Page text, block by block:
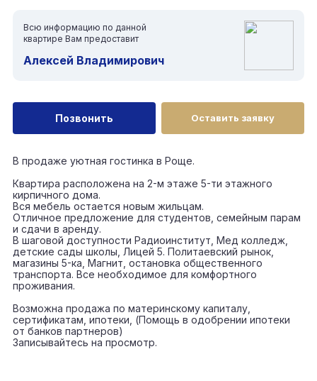
Всю информацию по данной
квартире Вам предоставит
Алексей Владимирович
Позвонить Оставить заявку
В продаже уютная гостинка в Роще.
Квартира расположена на 2-м этаже 5-ти этажного
кирпичного дома.
Вся мебель остается новым жильцам.
Отличное предложение для студентов, семейным парам
и сдачи в аренду.
В шаговой доступности Радиоинститут, Мед колледж,
детские сады школы, Лицей 5. Политаевский рынок,
магазины 5-ка, Магнит, остановка общественного
транспорта. Все необходимое для комфортного
проживания.
Возможна продажа по материнскому капиталу,
сертификатам, ипотеки, (Помощь в одобрении ипотеки
от банков партнеров)
Записывайтесь на просмотр.